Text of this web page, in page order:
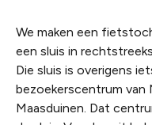
We maken een
een sluis in
Die sluis is overigens
bezoekerscentrum van
Maasduinen. Dat